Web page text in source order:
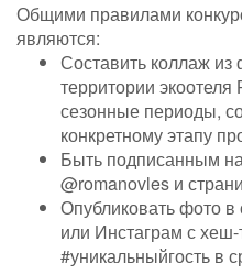
Общими правилами
являются:
Составить коллаж
территории
сезонные периоды,
конкретному этапу
Быть подписанным
@romanovles и
Опубликовать фото
или Инстаграм с
#уникальныйгость в